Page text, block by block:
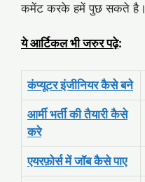
कमेंट करके हमें पुछ सकते है।
ये आर्टिकल भी जरुर पढ़े:
कंप्यूटर इंजीनियर कैसे बने
आर्मी भर्ती की तैयारी कैसे
करे
एयरफ़ोर्स में जॉब कैसे पाए